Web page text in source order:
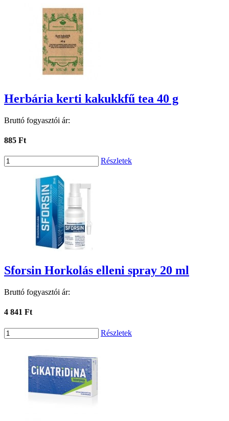
Herbária kerti kakukkfű tea 40 g
Bruttó fogyasztói ár:
885 Ft
Részletek
Sforsin Horkolás elleni spray 20 ml
Bruttó fogyasztói ár:
4 841 Ft
Részletek